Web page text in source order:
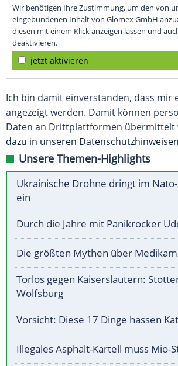
Wir benötigen Ihre Zustimmung, um den von
eingebundenen Inhalt von Glomex GmbH
diesen mit einem Klick anzeigen lassen und
deaktivieren.
jetzt aktivieren
Ich bin damit einverstanden, dass mir
angezeigt werden. Damit können
Daten an Drittplattformen übermittelt
dazu in unseren
Unsere Themen-Highlights
Ukrainische Drohne dringt im
ein
Durch die Jahre mit Panikrocker
Die größten Mythen über
Torlos gegen Kaiserslautern:
Wolfsburg
Vorsicht: Diese 17 Dinge hassen
Illegales Asphalt-Kartell muss Mio-